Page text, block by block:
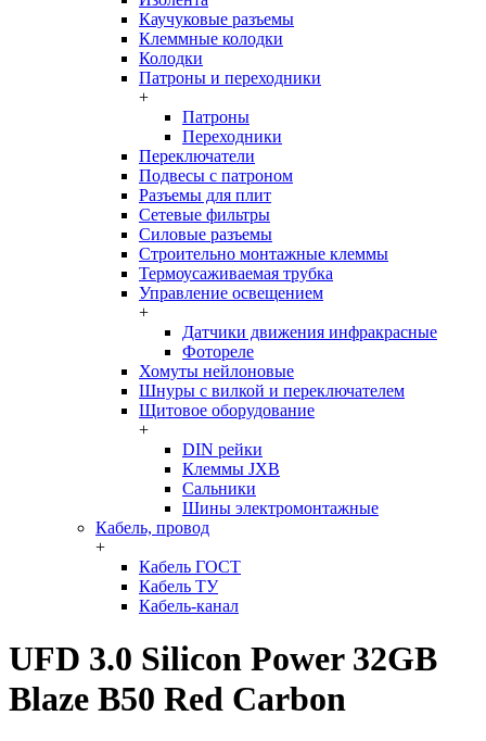
Каучуковые разъемы
Клеммные колодки
Колодки
Патроны и переходники
+
Патроны
Переходники
Переключатели
Подвесы с патроном
Разъемы для плит
Сетевые фильтры
Силовые разъемы
Строительно монтажные клеммы
Термоусаживаемая трубка
Управление освещением
+
Датчики движения инфракрасные
Фотореле
Хомуты нейлоновые
Шнуры с вилкой и переключателем
Щитовое оборудование
+
DIN рейки
Клеммы JXB
Сальники
Шины электромонтажные
Кабель, провод
+
Кабель ГОСТ
Кабель ТУ
Кабель-канал
UFD 3.0 Silicon Power 32GB
Blaze B50 Red Carbon